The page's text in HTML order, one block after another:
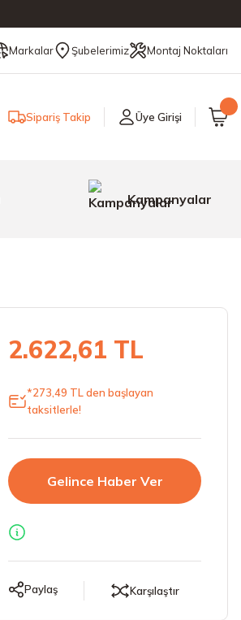
Markalar Şubelerimiz Montaj Noktaları
Sipariş Takip Üye Girişi
Kampanyalar
2.622,61 TL
*273,49 TL den başlayan
taksitlerle!
Gelince Haber Ver
Paylaş Karşılaştır